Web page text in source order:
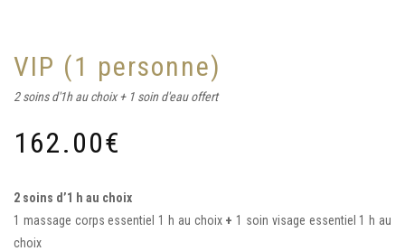
VIP (1 personne)
2 soins d'1h au choix + 1 soin d'eau offert
162.00€
2 soins d’1 h au choix
1 massage corps essentiel 1 h au choix + 1 soin visage essentiel 1 h au
choix